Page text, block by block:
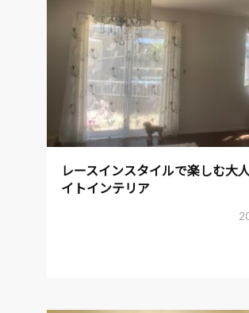
レースインスタイルで楽しむ大
イトインテリア